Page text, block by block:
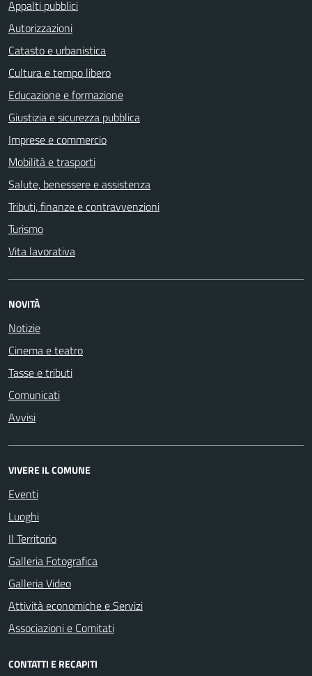
Appalti pubblici
Autorizzazioni
Catasto e urbanistica
Cultura e tempo libero
Educazione e formazione
Giustizia e sicurezza pubblica
Imprese e commercio
Mobilità e trasporti
Salute, benessere e assistenza
Tributi, finanze e contravvenzioni
Turismo
Vita lavorativa
NOVITÀ
Notizie
Cinema e teatro
Tasse e tributi
Comunicati
Avvisi
VIVERE IL COMUNE
Eventi
Luoghi
Il Territorio
Galleria Fotografica
Galleria Video
Attività economiche e Servizi
Associazioni e Comitati
CONTATTI E RECAPITI